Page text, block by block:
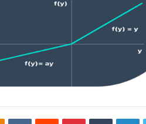
تويتر لينكدإن بينتيريست